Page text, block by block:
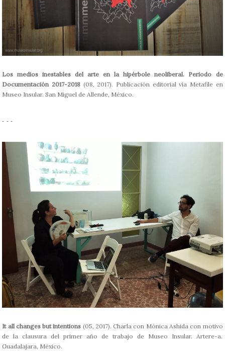
Los medios inestables del arte en la hipérbole neoliberal. Periodo de
Documentación 2017-2018 (08, 2017). Publicación editorial vía Metafile en
Museo Insular. San Miguel de Allende, México.
- - -
It all changes but intentions (05, 2017). Charla con Mónica Ashida con motivo
de la clausura del primer año de trabajo de Museo Insular. Artere-a.
Guadalajara, México.